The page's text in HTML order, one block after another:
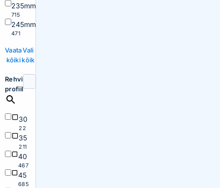
235mm
715
245mm
471
Vaata
kõiki
Vali
kõik
Rehvi
profiil
30
22
35
211
40
467
45
685